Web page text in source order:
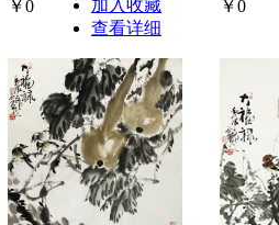
￥0
加入收藏
查看详细
￥0